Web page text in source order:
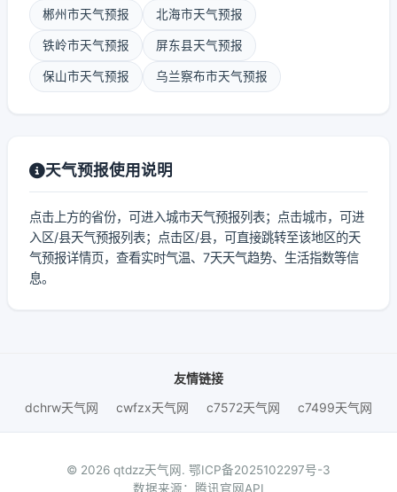
郴州市天气预报 北海市天气预报
铁岭市天气预报 屏东县天气预报
保山市天气预报 乌兰察布市天气预报
天气预报使用说明
点击上方的省份，可进入城市天气预报列表；点击城市，可进
入区/县天气预报列表；点击区/县，可直接跳转至该地区的天
气预报详情页，查看实时气温、7天天气趋势、生活指数等信
息。
友情链接
dchrw天气网
cwfzx天气网 c7572天气网 c7499天气网
© 2026 qtdzz天气网. 鄂ICP备2025102297号-3
数据来源：腾讯官网API